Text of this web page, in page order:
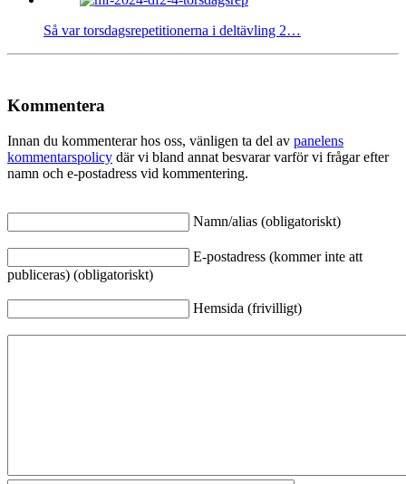
Så var torsdagsrepetitionerna i deltävling 2…
Kommentera
Innan du kommenterar hos oss, vänligen ta del av panelens
kommentarspolicy där vi bland annat besvarar varför vi frågar efter
namn och e-postadress vid kommentering.
Namn/alias (obligatoriskt)
E-postadress (kommer inte att
publiceras) (obligatoriskt)
Hemsida (frivilligt)